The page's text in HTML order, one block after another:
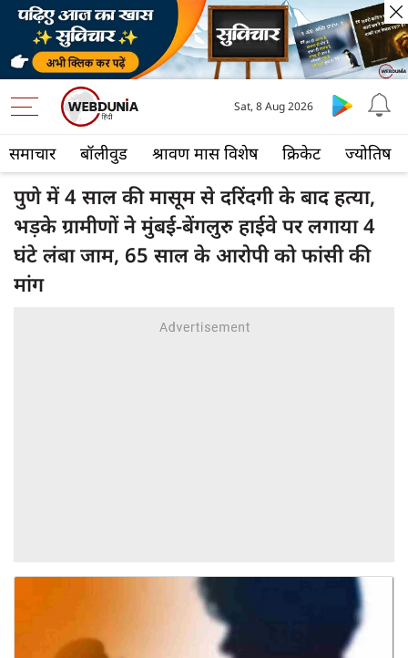
समाचार बॉलीवुड श्रावण मास विशेष क्रिकेट ज्योतिष
Sat, 8 Aug 2026
पुणे में 4 साल की मासूम से दरिंदगी के बाद हत्या,
भड़के ग्रामीणों ने मुंबई-बेंगलुरु हाईवे पर लगाया 4
घंटे लंबा जाम, 65 साल के आरोपी को फांसी की
मांग